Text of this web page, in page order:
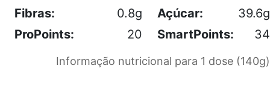
Fibras:
0.8g Açúcar:
39.6g
ProPoints:
20 SmartPoints: 34
Informação nutricional para 1 dose (140g)